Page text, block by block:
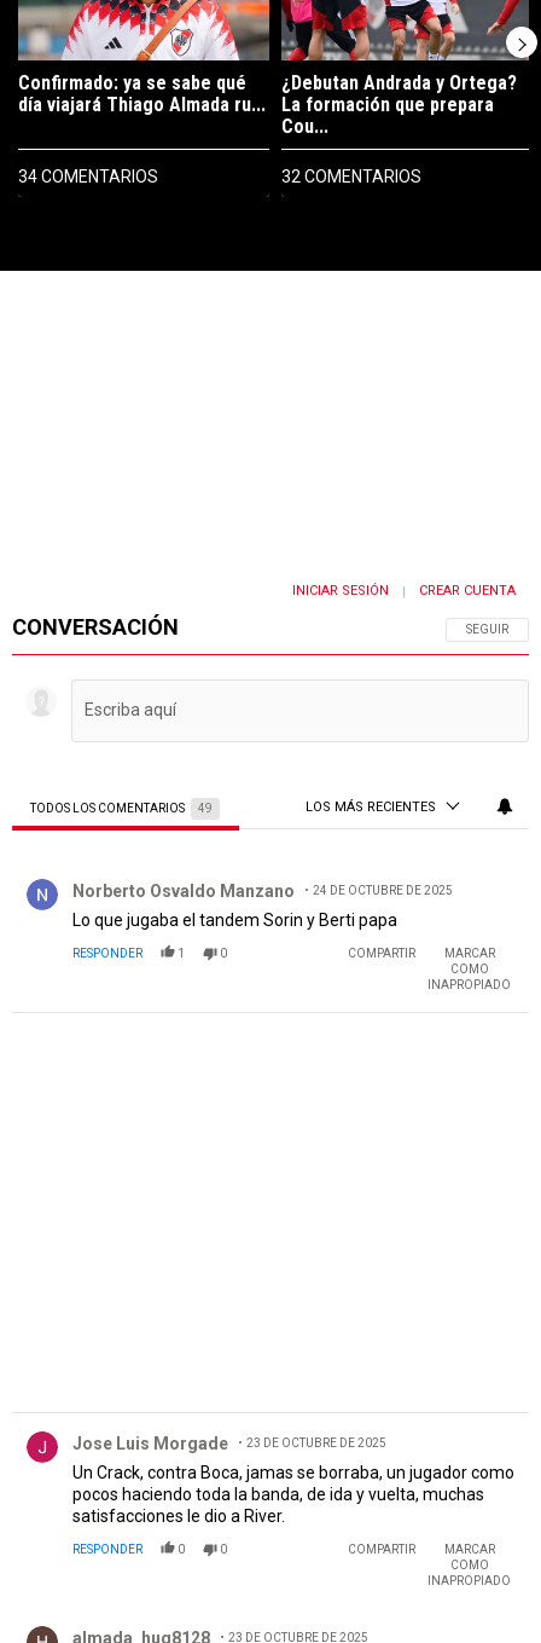
Confirmado: ya se sabe qué
día viajará Thiago Almada ru...
34 COMENTARIOS
¿Debutan Andrada y Ortega?
La formación que prepara
Cou...
32 COMENTARIOS
CONVERSACIÓN SIGA ESTA
SEGUIR
INICIAR SESIÓN CREAR CUENTA
TODOS LOS COMENTARIOS 49 LOS MÁS RECIENTES
Norberto Osvaldo Manzano 24 DE OCTUBRE DE 2025
Lo que jugaba el tandem Sorin y Berti papa
RESPONDER 1 0 COMPARTIR
MARCAR
COMO
INAPROPIADO
Jose Luis Morgade 23 DE OCTUBRE DE 2025
Un Crack, contra Boca, jamas se borraba, un jugador como
pocos haciendo toda la banda, de ida y vuelta, muchas
satisfacciones le dio a River.
RESPONDER 0 0 COMPARTIR
MARCAR
COMO
INAPROPIADO
almada_hug8128 23 DE OCTUBRE DE 2025